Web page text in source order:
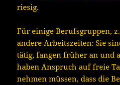
riesig.
Für einige Berufsgruppen,
andere Arbeitszeiten: Sie
tätig, fangen früher an und
haben Anspruch auf freie
nehmen müssen, dass die